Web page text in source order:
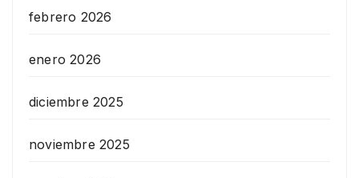
febrero 2026
enero 2026
diciembre 2025
noviembre 2025